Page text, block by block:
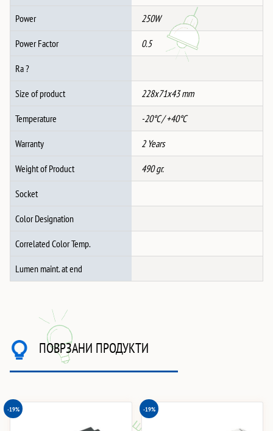
Power 250W
Power Factor 0.5
Ra ?
Size of product 228x71x43 mm
Temperature -20°C / +40°C
Warranty 2 Years
Weight of Product 490 gr.
Socket
Color Designation
Correlated Color Temp.
Lumen maint. at end
ПОВРЗАНИ ПРОДУКТИ
-19% -19%